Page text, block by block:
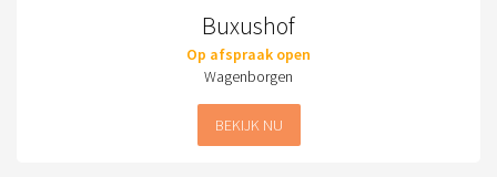
Buxushof
Op afspraak open
Wagenborgen
BEKIJK NU